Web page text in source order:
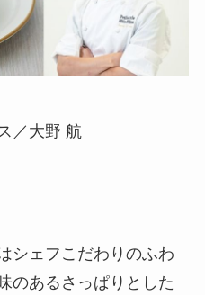
／大野 航
シェフこだわりのふわ
のあるさっぱりとした